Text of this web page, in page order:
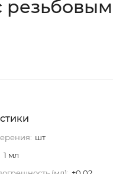
шт
1 мл